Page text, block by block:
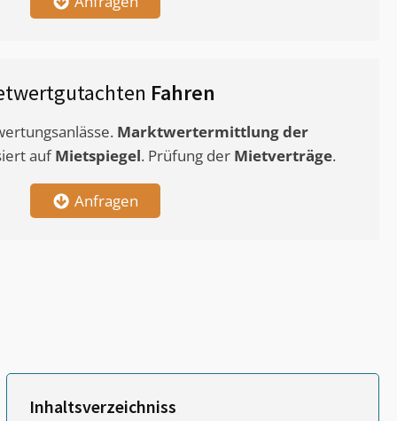
Fahren
Marktwertermittlungder
aufMietspiegel. Prüfung der Mietverträge.
Anfragen
Inhaltsverzeichniss